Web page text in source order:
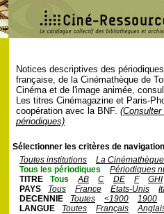
Notices descriptives des
française, de la Cinémathèque de
Cinéma et de l'image animée,
Les titres Cinémagazine et Paris-
coopération avec la BNF.
périodiques)
Sélectionner les critères de
Toutes institutions
La
Tous les périodiques
Périodiques
TITRE
Tous AB C DE F
GHI
PAYS
Tous France Etats-Unis
DECENNIE
Toutes <1900
1900
LANGUE
Toutes Français